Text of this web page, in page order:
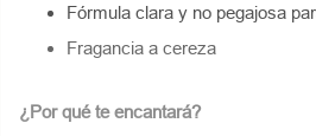
Fórmula clara y no pegajosa
Fragancia a cereza
¿Por qué te encantará?